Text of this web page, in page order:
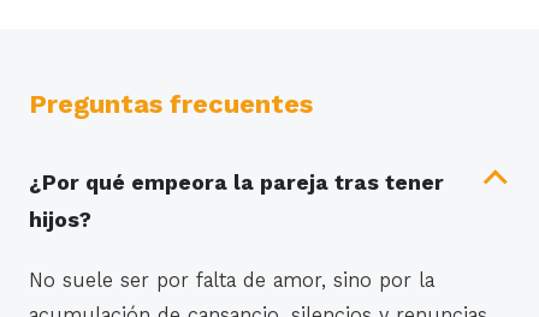
Preguntas frecuentes
¿Por qué empeora la pareja tras tener
hijos?
No suele ser por falta de amor, sino por la